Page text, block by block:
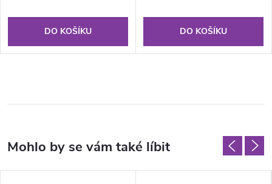
DO KOŠÍKU DO KOŠÍKU